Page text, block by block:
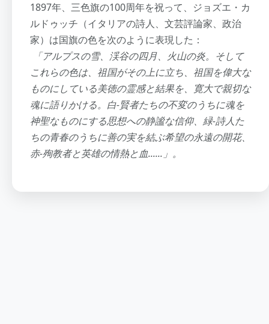
1897年、三色旗の100周年を祝って、ジョズエ・カ
ルドゥッチ（イタリアの詩人、文芸評論家、政治
家）は国旗の色を次のように表現した：
「アルプスの雪、渓谷の四月、火山の炎。そして
これらの色は、祖国がその上に立ち、祖国を偉大な
ものにしている美徳の霊感と結果を、寛大で親切な
魂に語りかける。白-賢者たちの不変のうちに魂を
神聖なものにする思想への静謐な信仰、緑-詩人た
ちの青春のうちに善の実を結ぶ希望の永遠の開花、
赤-殉教者と英雄の情熱と血......」。